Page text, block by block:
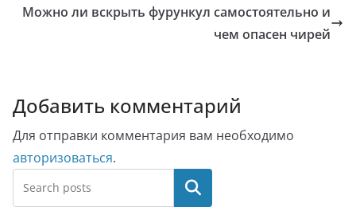
Можно ли вскрыть фурункул самостоятельно и
чем опасен чирей
Добавить комментарий
Для отправки комментария вам необходимо
авторизоваться.
Поиск